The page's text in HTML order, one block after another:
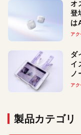
オ
登
は
アク
ダ
イ
ノ
べ
アク
製品カテゴリ